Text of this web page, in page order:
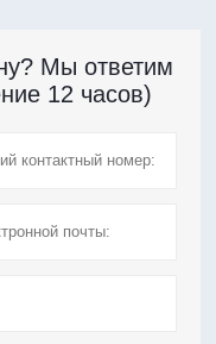
Мы ответим
12 часов)